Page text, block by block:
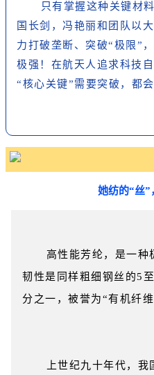
只有掌握这种关键材
国长剑，冯艳丽和团队以
力打破垄断、突破“极限”
极强！在航天人追求科技
“核心关键”需要突破，都
她纺的“丝”
高性能芳纶，是一种
韧性是同样粗细钢丝的5
分之一，被誉为“有机纤维
上世纪九十年代，我